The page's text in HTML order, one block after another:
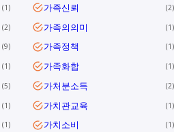
1 가족신뢰 2
2 가족의의미 1
9 가족정책 1
1 가족화합 1
5 가처분소득 2
1 가치관교육 1
1 가치소비 1